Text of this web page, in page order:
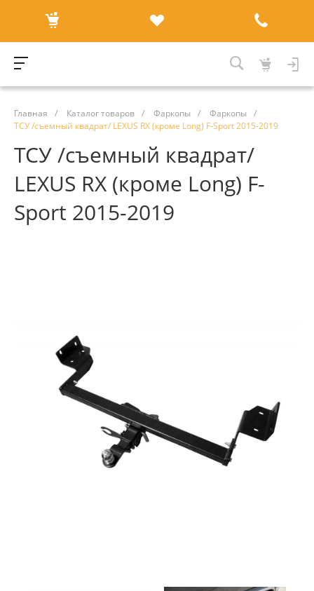
Главная / Каталог товаров / Фаркопы / Фаркопы
/
ТСУ /съемный квадрат/ LEXUS RX (кроме Long) F-Sport 2015-2019
ТСУ /съемный квадрат/
LEXUS RX (кроме Long) F-
Sport 2015-2019